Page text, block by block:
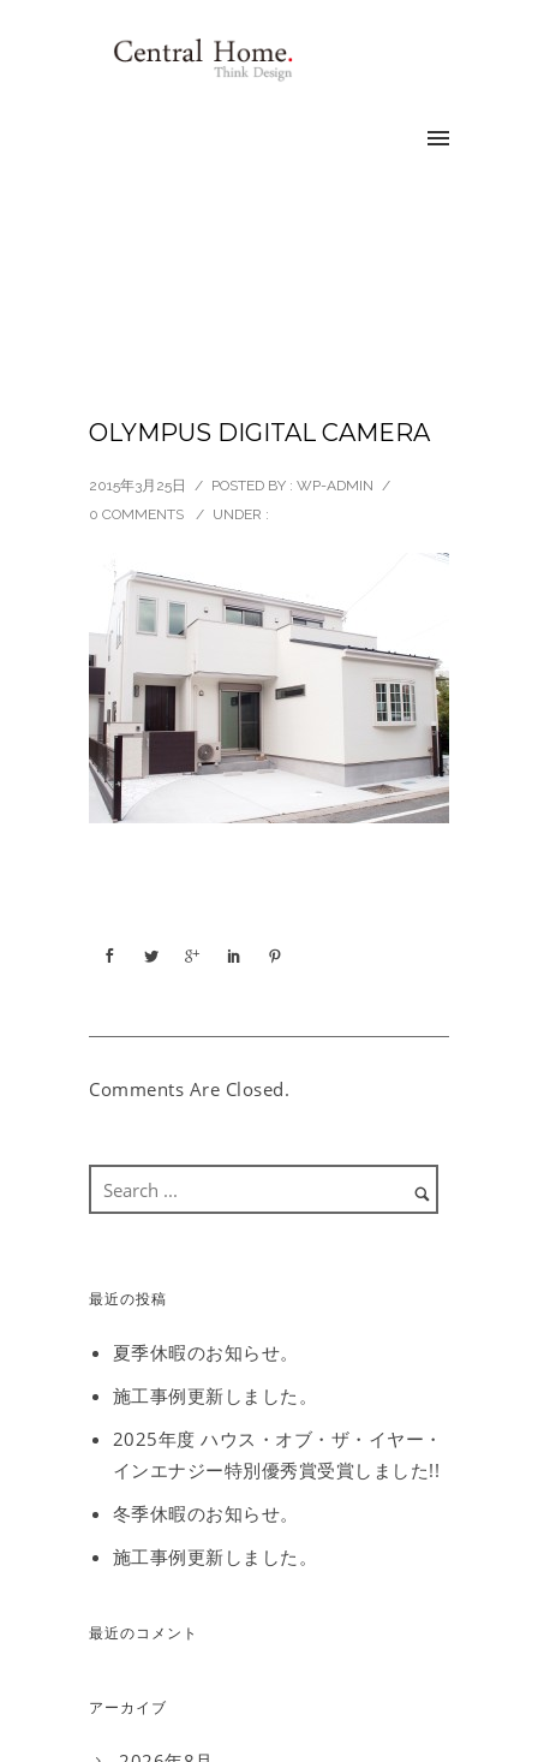
OLYMPUS DIGITAL CAMERA
2015年3月25日 / POSTED BY : WP-ADMIN /
0 COMMENTS
/ UNDER :
Comments Are Closed.
最近の投稿
夏季休暇のお知らせ。
施工事例更新しました。
2025年度 ハウス・オブ・ザ・イヤー・
インエナジー特別優秀賞受賞しました!!
冬季休暇のお知らせ。
施工事例更新しました。
最近のコメント
アーカイブ